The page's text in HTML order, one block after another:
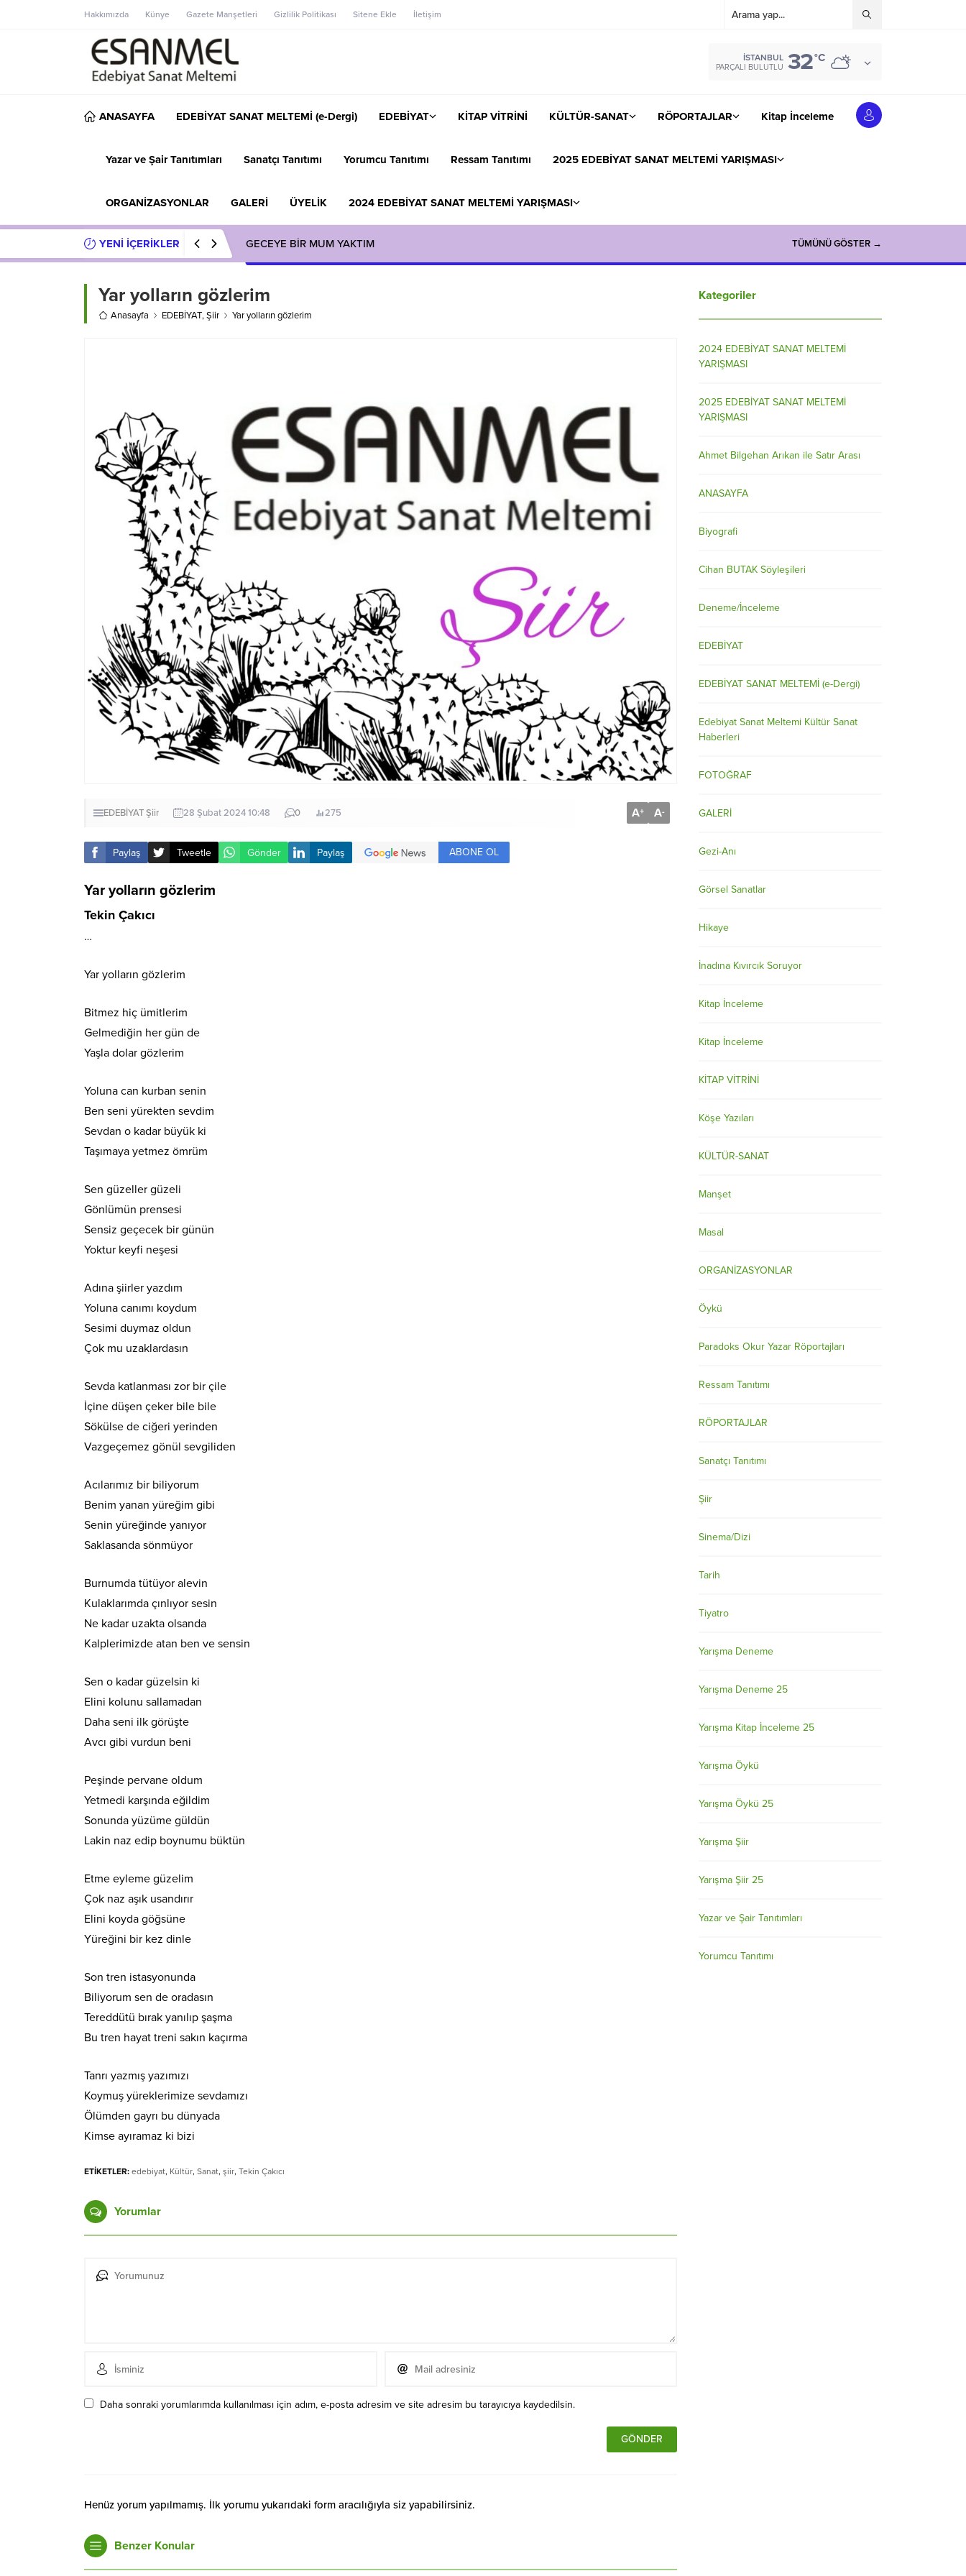
Hakkımızda Künye Gazete Manşetleri Gizlilik Politikası Sitene Ekle İletişim
İSTANBUL
PARÇALI BULUTLU 32°C
ANASAYFA EDEBİYAT SANAT MELTEMİ (e-Dergi) EDEBİYAT KİTAP VİTRİNİ KÜLTÜR-SANAT RÖPORTAJLAR Kitap İnceleme
Yazar ve Şair Tanıtımları Sanatçı Tanıtımı Yorumcu Tanıtımı Ressam Tanıtımı 2025 EDEBİYAT SANAT MELTEMİ YARIŞMASI
ORGANİZASYONLAR GALERİ ÜYELİK 2024 EDEBİYAT SANAT MELTEMİ YARIŞMASI
YENİ İÇERİKLER GECEYE BİR MUM YAKTIM TÜMÜNÜ GÖSTER →
Yar yolların gözlerim
Anasayfa EDEBİYAT,Şiir Yar yolların gözlerim
EDEBİYATŞiir 28 Şubat 2024 10:48 0 275 A+ A-
Paylaş Tweetle Gönder Paylaş ABONE OL
Yar yolların gözlerim
Tekin Çakıcı
…
Yar yolların gözlerim
Bitmez hiç ümitlerim
Gelmediğin her gün de
Yaşla dolar gözlerim
Yoluna can kurban senin
Ben seni yürekten sevdim
Sevdan o kadar büyük ki
Taşımaya yetmez ömrüm
Sen güzeller güzeli
Gönlümün prensesi
Sensiz geçecek bir günün
Yoktur keyfi neşesi
Adına şiirler yazdım
Yoluna canımı koydum
Sesimi duymaz oldun
Çok mu uzaklardasın
Sevda katlanması zor bir çile
İçine düşen çeker bile bile
Sökülse de ciğeri yerinden
Vazgeçemez gönül sevgiliden
Acılarımız bir biliyorum
Benim yanan yüreğim gibi
Senin yüreğinde yanıyor
Saklasanda sönmüyor
Burnumda tütüyor alevin
Kulaklarımda çınlıyor sesin
Ne kadar uzakta olsanda
Kalplerimizde atan ben ve sensin
Sen o kadar güzelsin ki
Elini kolunu sallamadan
Daha seni ilk görüşte
Avcı gibi vurdun beni
Peşinde pervane oldum
Yetmedi karşında eğildim
Sonunda yüzüme güldün
Lakin naz edip boynumu büktün
Etme eyleme güzelim
Çok naz aşık usandırır
Elini koyda göğsüne
Yüreğini bir kez dinle
Son tren istasyonunda
Biliyorum sen de oradasın
Tereddütü bırak yanılıp şaşma
Bu tren hayat treni sakın kaçırma
Tanrı yazmış yazımızı
Koymuş yüreklerimize sevdamızı
Ölümden gayrı bu dünyada
Kimse ayıramaz ki bizi
ETİKETLER: edebiyat, Kültür, Sanat, şiir, Tekin Çakıcı
Yorumlar
Daha sonraki yorumlarımda kullanılması için adım, e-posta adresim ve site adresim bu tarayıcıya kaydedilsin.
Henüz yorum yapılmamış. İlk yorumu yukarıdaki form aracılığıyla siz yapabilirsiniz.
Benzer Konular
Kategoriler
2024 EDEBİYAT SANAT MELTEMİ
YARIŞMASI
2025 EDEBİYAT SANAT MELTEMİ
YARIŞMASI
Ahmet Bilgehan Arıkan ile Satır Arası
ANASAYFA
Biyografi
Cihan BUTAK Söyleşileri
Deneme/İnceleme
EDEBİYAT
EDEBİYAT SANAT MELTEMİ (e-Dergi)
Edebiyat Sanat Meltemi Kültür Sanat
Haberleri
FOTOĞRAF
GALERİ
Gezi-Anı
Görsel Sanatlar
Hikaye
İnadına Kıvırcık Soruyor
Kitap İnceleme
Kitap İnceleme
KİTAP VİTRİNİ
Köşe Yazıları
KÜLTÜR-SANAT
Manşet
Masal
ORGANİZASYONLAR
Öykü
Paradoks Okur Yazar Röportajları
Ressam Tanıtımı
RÖPORTAJLAR
Sanatçı Tanıtımı
Şiir
Sinema/Dizi
Tarih
Tiyatro
Yarışma Deneme
Yarışma Deneme 25
Yarışma Kitap İnceleme 25
Yarışma Öykü
Yarışma Öykü 25
Yarışma Şiir
Yarışma Şiir 25
Yazar ve Şair Tanıtımları
Yorumcu Tanıtımı